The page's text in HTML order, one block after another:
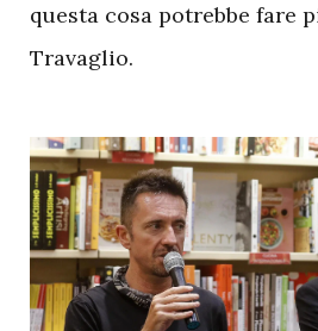
questa cosa potrebbe fare
Travaglio.